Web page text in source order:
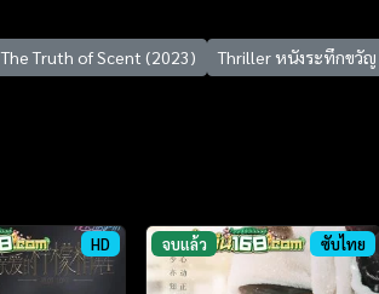
The Truth of Scent (2023) Thriller หนังระทึกขวัญ
HD จบแล้ว ซับไทย